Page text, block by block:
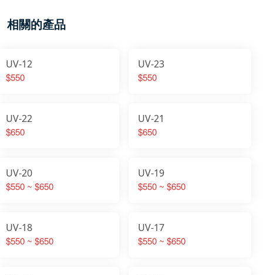
相關的產品
UV-12
$550
UV-23
$550
UV-22
$650
UV-21
$650
UV-20
$550 ~ $650
UV-19
$550 ~ $650
UV-18
$550 ~ $650
UV-17
$550 ~ $650